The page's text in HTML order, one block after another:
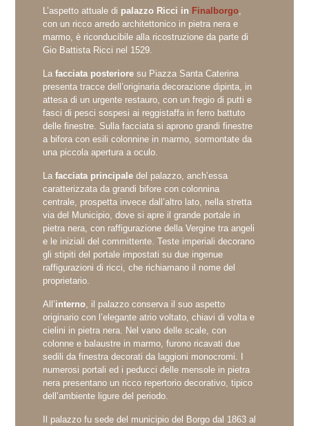
L’aspetto attuale di palazzo Ricci in Finalborgo,
con un ricco arredo architettonico in pietra nera e
marmo, è riconducibile alla ricostruzione da parte di
Gio Battista Ricci nel 1529.
La facciata posteriore su Piazza Santa Caterina
presenta tracce dell’originaria decorazione dipinta, in
attesa di un urgente restauro, con un fregio di putti e
fasci di pesci sospesi ai reggistaffa in ferro battuto
delle finestre. Sulla facciata si aprono grandi finestre
a bifora con esili colonnine in marmo, sormontate da
una piccola apertura a oculo.
La facciata principaledel palazzo, anch’essa
caratterizzata da grandi bifore con colonnina
centrale, prospetta invece dall’altro lato, nella stretta
via del Municipio, dove si apre il grande portale in
pietra nera, con raffigurazione della Vergine tra angeli
e le iniziali del committente. Teste imperiali decorano
gli stipiti del portale impostati su due ingenue
raffigurazioni di ricci, che richiamano il nome del
proprietario.
All’interno, il palazzo conserva il suo aspetto
originario con l’elegante atrio voltato, chiavi di volta e
cielini in pietra nera. Nel vano delle scale, con
colonne e balaustre in marmo, furono ricavati due
sedili da finestra decorati da laggioni monocromi. I
numerosi portali ed i peducci delle mensole in pietra
nera presentano un ricco repertorio decorativo, tipico
dell’ambiente ligure del periodo.
Il palazzo fu sede del municipio del Borgo dal 1863 al